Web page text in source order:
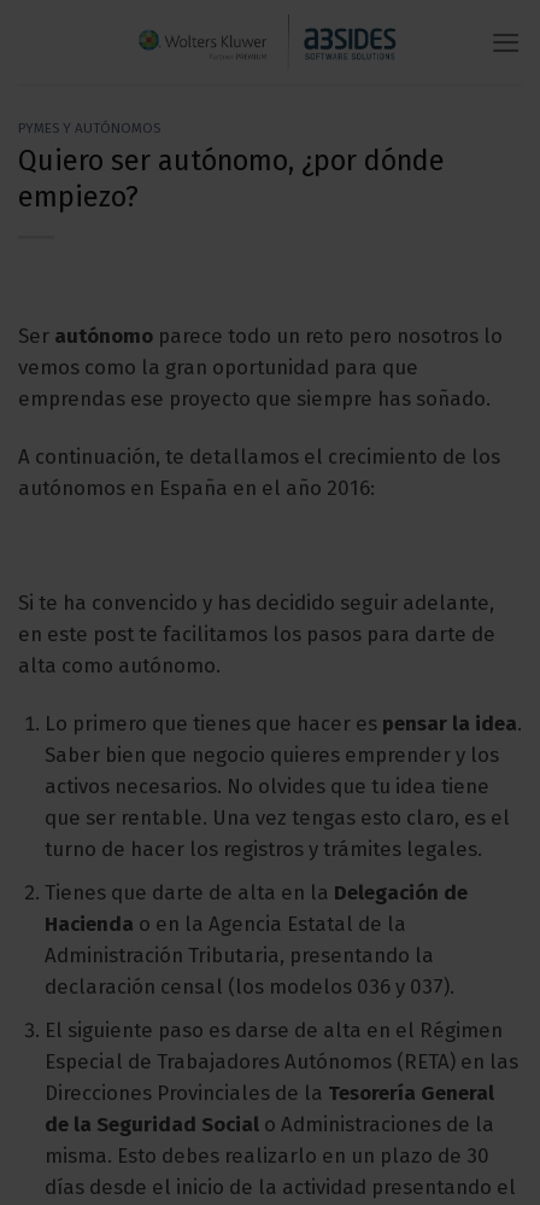
PYMES Y AUTÓNOMOS
Quiero ser autónomo, ¿por dónde
empiezo?
Ser autónomo parece todo un reto pero nosotros lo
vemos como la gran oportunidad para que
emprendas ese proyecto que siempre has soñado.
A continuación, te detallamos el crecimiento de los
autónomos en España en el año 2016:
Si te ha convencido y has decidido seguir adelante,
en este post te facilitamos los pasos para darte de
alta como autónomo.
Lo primero que tienes que hacer es pensar la idea.
Saber bien que negocio quieres emprender y los
activos necesarios. No olvides que tu idea tiene
que ser rentable. Una vez tengas esto claro, es el
turno de hacer los registros y trámites legales.
Tienes que darte de alta en la Delegación de
Hacienda o en la Agencia Estatal de la
Administración Tributaria, presentando la
declaración censal (los modelos 036 y 037).
El siguiente paso es darse de alta en el Régimen
Especial de Trabajadores Autónomos (RETA) en las
Direcciones Provinciales de la Tesorería General
de la Seguridad Socialo Administraciones de la
misma. Esto debes realizarlo en un plazo de 30
días desde el inicio de la actividad presentando el